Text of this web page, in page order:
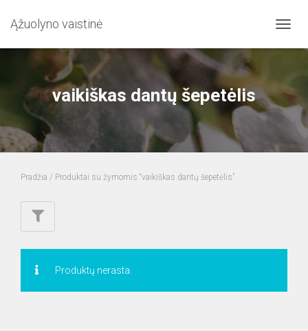
Ąžuolyno vaistinė
vaikiškas dantų šepetėlis
Pradžia / Produktai su žymomis “vaikiškas dantų šepetėlis”
Produktų nerasta.